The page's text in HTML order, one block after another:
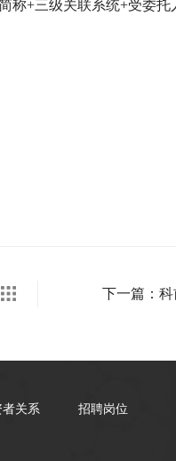
称+三级关联系统+受委
下一篇：
者关系 招聘岗位